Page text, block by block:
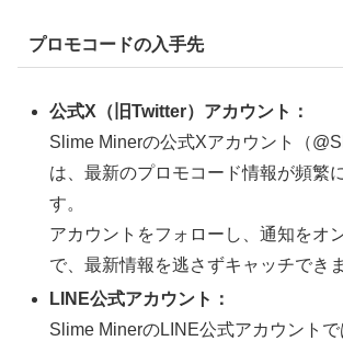
プロモコードの入手先
公式X（旧Twitter）アカウント：
Slime Minerの公式Xアカウント（
は、最新のプロモコード情報が頻繁
す。
アカウントをフォローし、通知をオ
で、最新情報を逃さずキャッチできま
LINE公式アカウント：
Slime MinerのLINE公式アカウント